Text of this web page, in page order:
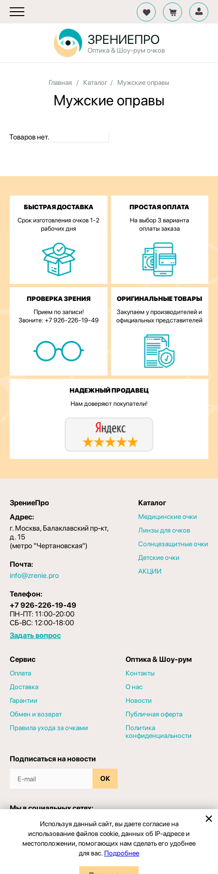
ЗРЕНИЕПРО
Оптика & Шоу-рум очков
Главная / Каталог / Мужские оправы
Мужские оправы
Товаров нет.
БЫСТРАЯ ДОСТАВКА
Срок изготовления очков 1-2
рабочих дня
ПРОСТАЯ ОПЛАТА
На выбор 3 варианта
оплаты заказа
ПРОВЕРКА ЗРЕНИЯ
Прием по записи!
Звоните: +7 926-226-19-49
ОРИГИНАЛЬНЫЕ ТОВАРЫ
Закупаем у производителей и
официальных представителей
НАДЕЖНЫЙ ПРОДАВЕЦ
Нам доверяют покупатели!
ЗрениеПро
Адрес:
г. Москва, Балаклавский пр-кт,
д. 15
(метро "Чертановская")
Почта:
info@zrenie.pro
Телефон:
+7 926-226-19-49
ПН-ПТ: 11:00-20:00
СБ-ВС: 12:00-18:00
Задать вопрос
Каталог
Медицинские очки
Линзы для очков
Солнцезащитные очки
Детские очки
АКЦИИ
Сервис
Оплата
Доставка
Гарантии
Обмен и возврат
Правила ухода за очками
Оптика & Шоу-рум
Контакты
О нас
Новости
Публичная оферта
Политика
конфиденциальности
Подписаться на новости
ОК
Мы в социальных сетях:
Используя данный сайт, вы даете согласие на
использование файлов cookie, данных об IP-адресе и
местоположении, помогающих нам сделать его удобнее
для вас. Подробнее